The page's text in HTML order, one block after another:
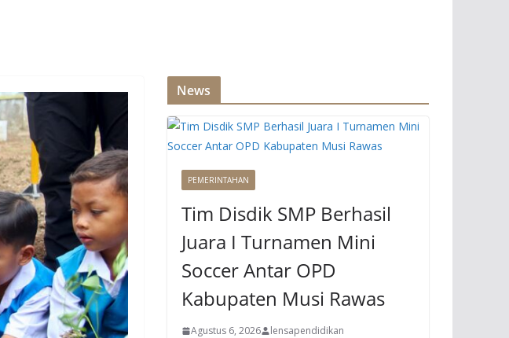
News
PEMERINTAHAN
Tim Disdik SMP Berhasil
Juara I Turnamen Mini
Soccer Antar OPD
Kabupaten Musi Rawas
Agustus 6, 2026 lensapendidikan